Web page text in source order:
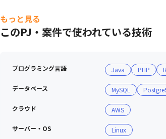
もっと見る
このPJ・案件で使われている技術
プログラミング言語 Java PHP
データベース MySQL
クラウド AWS
サーバー・OS Linux